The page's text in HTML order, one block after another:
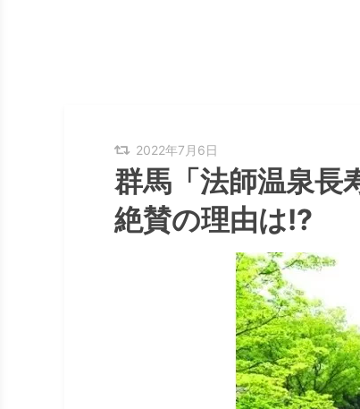
2022年7月6日
群馬「法師温泉長
絶賛の理由は!?